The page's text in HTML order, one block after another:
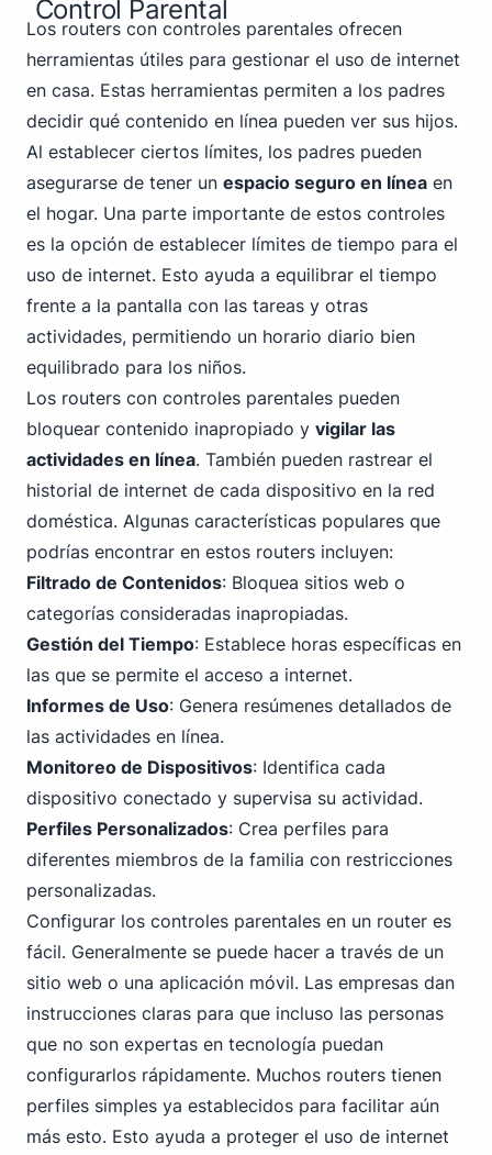
Control Parental
Los routers con controles parentales ofrecen
herramientas útiles para gestionar el uso de internet
en casa. Estas herramientas permiten a los padres
decidir qué contenido en línea pueden ver sus hijos.
Al establecer ciertos límites, los padres pueden
asegurarse de tener un espacio seguro en línea en
el hogar. Una parte importante de estos controles
es la opción de establecer límites de tiempo para el
uso de internet. Esto ayuda a equilibrar el tiempo
frente a la pantalla con las tareas y otras
actividades, permitiendo un horario diario bien
equilibrado para los niños.
Los routers con controles parentales pueden
bloquear contenido inapropiado y vigilar las
actividades en línea. También pueden rastrear el
historial de internet de cada dispositivo en la red
doméstica. Algunas características populares que
podrías encontrar en estos routers incluyen:
Filtrado de Contenidos: Bloquea sitios web o
categorías consideradas inapropiadas.
Gestión del Tiempo: Establece horas específicas en
las que se permite el acceso a internet.
Informes de Uso: Genera resúmenes detallados de
las actividades en línea.
Monitoreo de Dispositivos: Identifica cada
dispositivo conectado y supervisa su actividad.
Perfiles Personalizados: Crea perfiles para
diferentes miembros de la familia con restricciones
personalizadas.
Configurar los controles parentales en un router es
fácil. Generalmente se puede hacer a través de un
sitio web o una aplicación móvil. Las empresas dan
instrucciones claras para que incluso las personas
que no son expertas en tecnología puedan
configurarlos rápidamente. Muchos routers tienen
perfiles simples ya establecidos para facilitar aún
más esto. Esto ayuda a proteger el uso de internet